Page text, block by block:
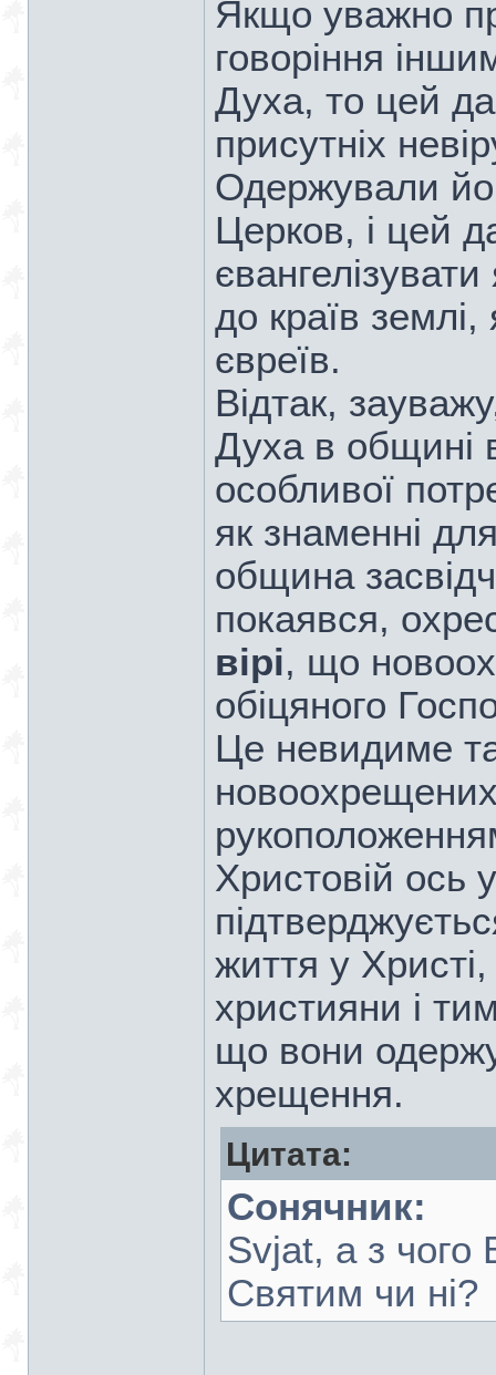
Якщо уважно
говоріння
Духа, то цей
присутніх
Одержували
Церков, і цей
до країв землі,
євреїв.
Відтак,
Духа в общині
особливої
як знаменні
община
покаявся,
вірі, що
обіцяного
Це невидиме
Христовій ось
життя у
християни і
що вони
хрещення.
Цитата:
Сонячник:
Svjat, а з чого
Святим чи ні?